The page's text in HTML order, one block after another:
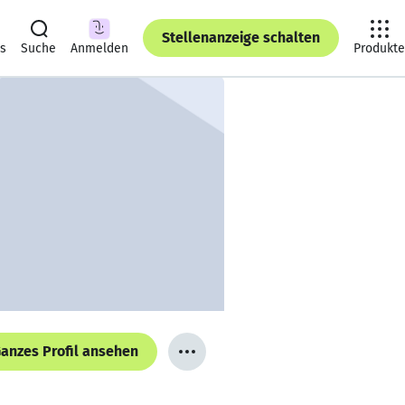
Suche Anmelden
Stellenanzeige schalten
Produkte
Profil ansehen